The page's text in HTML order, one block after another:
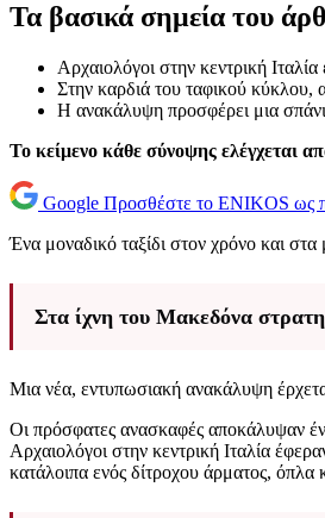
Τα βασικά σημεία του
Αρχαιολόγοι στην κεντρική
Στην καρδιά του ταφικού κύκλου,
Η ανακάλυψη προσφέρει μια
Το κείμενο κάθε σύνοψης ελέγχεται
Google Προσθέστε το ENIKOS ως
Ένα μοναδικό ταξίδι στον χρόνο και
Στα ίχνη του Μακεδόνα
Μια νέα, εντυπωσιακή ανακάλυψη
Οι πρόσφατες ανασκαφές αποκάλυψαν
Αρχαιολόγοι στην κεντρική Ιταλία
κατάλοιπα ενός δίτροχου άρματος, όπλα